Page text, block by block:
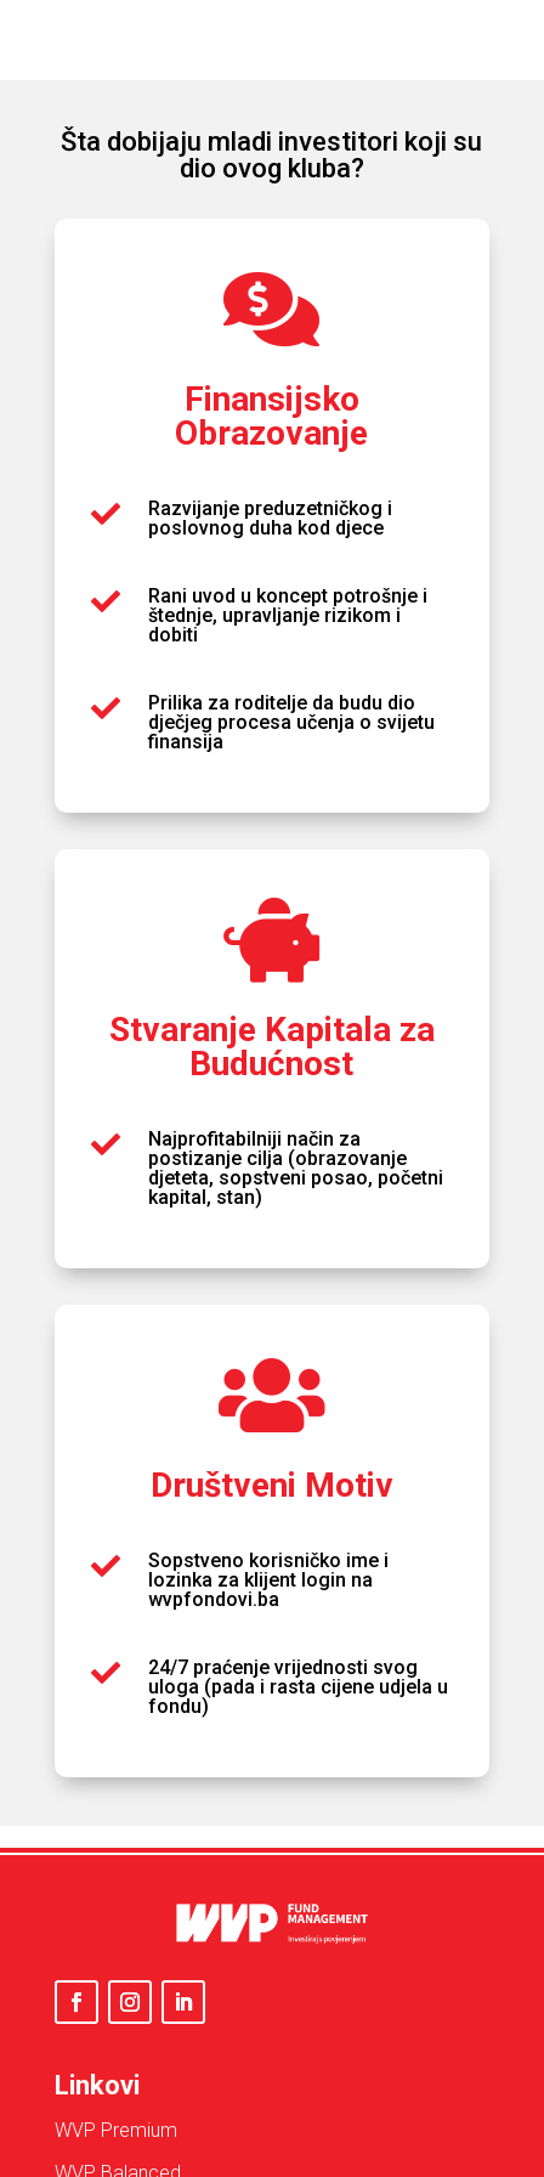
Šta dobijaju mladi investitori koji su
dio ovog kluba?

Finansijsko
Obrazovanje

Razvijanje preduzetničkog i
poslovnog duha kod djece

Rani uvod u koncept potrošnje i
štednje, upravljanje rizikom i
dobiti

Prilika za roditelje da budu dio
dječjeg procesa učenja o svijetu
finansija

Stvaranje Kapitala za
Budućnost

Najprofitabilniji način za
postizanje cilja (obrazovanje
djeteta, sopstveni posao, početni
kapital, stan)

Društveni Motiv

Sopstveno korisničko ime i
lozinka za klijent login na
wvpfondovi.ba

24/7 praćenje vrijednosti svog
uloga (pada i rasta cijene udjela u
fondu)
Linkovi
WVP Premium